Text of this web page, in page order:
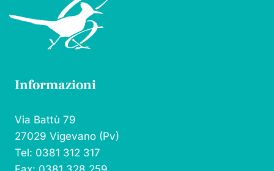
Informazioni
Via Battù 79
27029 Vigevano (Pv)
Tel: 0381 312 317